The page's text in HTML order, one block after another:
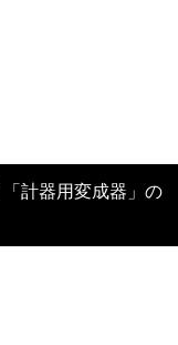
「計器用変成器」の